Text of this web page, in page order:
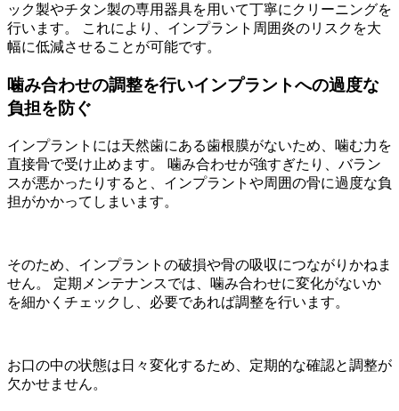
ック製やチタン製の専用器具を用いて丁寧にクリーニングを
行います。 これにより、インプラント周囲炎のリスクを大
幅に低減させることが可能です。
噛み合わせの調整を行いインプラントへの過度な
負担を防ぐ
インプラントには天然歯にある歯根膜がないため、噛む力を
直接骨で受け止めます。 噛み合わせが強すぎたり、バラン
スが悪かったりすると、インプラントや周囲の骨に過度な負
担がかかってしまいます。
そのため、インプラントの破損や骨の吸収につながりかねま
せん。 定期メンテナンスでは、噛み合わせに変化がないか
を細かくチェックし、必要であれば調整を行います。
お口の中の状態は日々変化するため、定期的な確認と調整が
欠かせません。